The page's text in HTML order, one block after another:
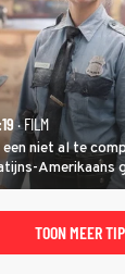
· FILM
niet al te
Amerikaans
tegen corrupte
TOON MEER